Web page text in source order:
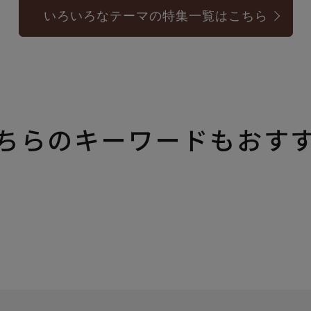
いろいろなテーマの特集一覧はこちら
らのキーワードもおす